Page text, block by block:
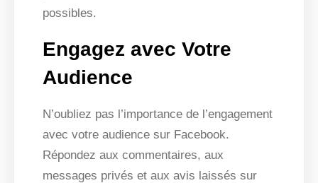
possibles.
Engagez avec Votre
Audience
N’oubliez pas l’importance de l’engagement
avec votre audience sur Facebook.
Répondez aux commentaires, aux
messages privés et aux avis laissés sur